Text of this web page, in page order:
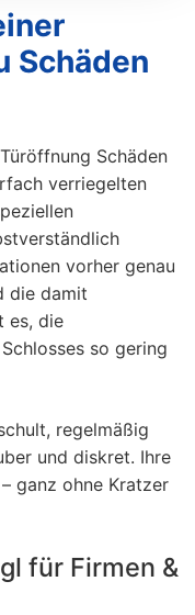
Schäden
Schäden
verriegelten
vorher genau
die damit
es, die
so gering
regelmäßig
und diskret. Ihre
ganz ohne Kratzer
für Firmen &